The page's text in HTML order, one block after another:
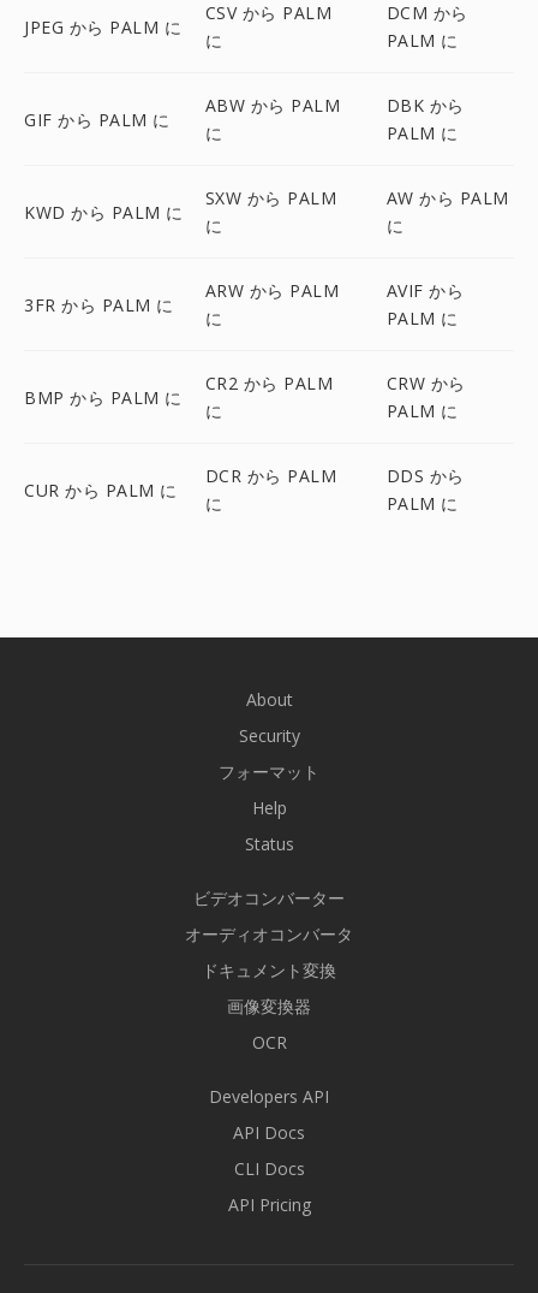
JPEG から PALM に
CSV から PALM
に
DCM から
PALM に
GIF から PALM に
ABW から PALM
に
DBK から
PALM に
KWD から PALM に
SXW から PALM
に
AW から PALM
に
3FR から PALM に
ARW から PALM
に
AVIF から
PALM に
BMP から PALM に
CR2 から PALM
に
CRW から
PALM に
CUR から PALM に
DCR から PALM
に
DDS から
PALM に
About
Security
フォーマット
Help
Status
ビデオコンバーター
オーディオコンバータ
ドキュメント変換
画像変換器
OCR
Developers API
API Docs
CLI Docs
API Pricing